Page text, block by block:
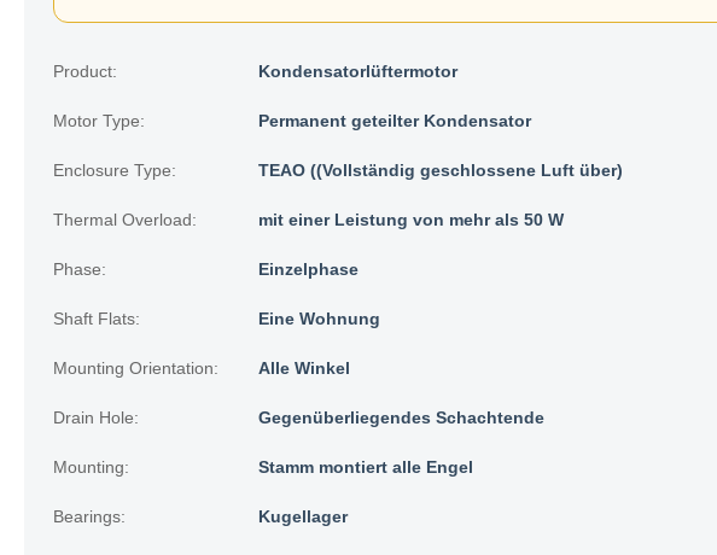
Product: Kondensatorlüftermotor
Motor Type: Permanent geteilter Kondensator
Enclosure Type: TEAO ((Vollständig geschlossene Luft über)
Thermal Overload: mit einer Leistung von mehr als 50 W
Phase: Einzelphase
Shaft Flats: Eine Wohnung
Mounting Orientation: Alle Winkel
Drain Hole: Gegenüberliegendes Schachtende
Mounting: Stamm montiert alle Engel
Bearings: Kugellager